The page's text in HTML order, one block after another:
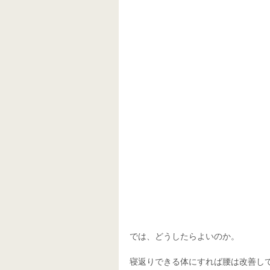
では、どうしたらよいのか。
寝返りできる体にすれば腰は改善し